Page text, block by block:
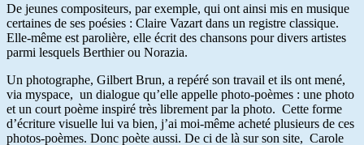
De jeunes compositeurs, par exemple, qui ont ainsi mis en musique
certaines de ses poésies : Claire Vazart dans un registre classique.
Elle-même est parolière, elle écrit des chansons pour divers artistes
parmi lesquels Berthier ou Norazia.
Un photographe, Gilbert Brun, a repéré son travail et ils ont mené,
via myspace, un dialogue qu’elle appelle photo-poèmes : une photo
et un court poème inspiré très librement par la photo. Cette forme
d’écriture visuelle lui va bien, j’ai moi-même acheté plusieurs de ces
photos-poèmes. Donc poète aussi. De ci de là sur son site, Carole